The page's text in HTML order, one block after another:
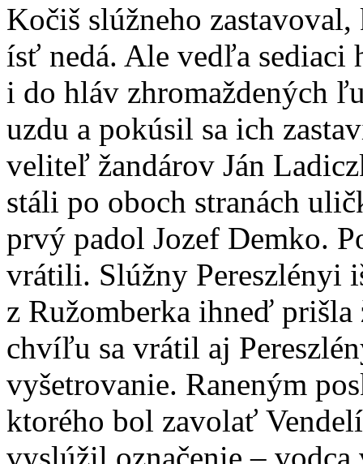
Kočiš slúžneho
ísť nedá. Ale vedľa sediaci
i do hláv zhromaždených
uzdu a pokúsil sa ich
veliteľ žandárov Ján
stáli po oboch stranách
prvý padol Jozef Demko.
vrátili. Slúžny Pereszlényi
z Ružomberka ihneď
chvíľu sa vrátil aj
vyšetrovanie. Raneným
ktorého bol zavolať